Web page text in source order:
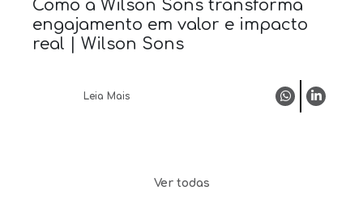
Como a Wilson Sons transforma
engajamento em valor e impacto
real | Wilson Sons
Leia Mais
Ver todas